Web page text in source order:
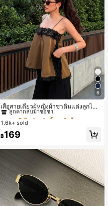
6
เสื้อสายเดี่ยวผู้หญิงผ้าซาตินแต่งลูกไม้
- เสื้อสายเดี่ยวฤดูร้อนสีคากีมีรอยผ่าด้า
นข้างที่น่าดึงดูดแบบสบายๆ
#1 ขายดี
ใน สีกากี เสื้อสตรี เสื้อเบลาส์ & Tee
ลูกค้ากลับมาซื้อซ้ำ!
#1 ขายดี
ลูกค้ากลับมาซื้อซ้ำ!
#1 ขายดี
ลูกค้ากลับมาซื้อซ้ำ!
#1 ขายดี
ใน สีกากี เสื้อสตรี เสื้อเบลาส์ & Tee
1.6k+ sold
฿169